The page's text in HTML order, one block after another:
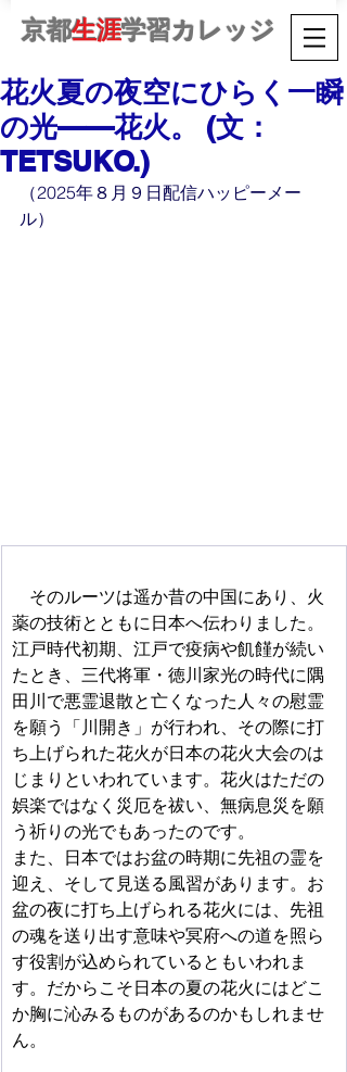
京都生涯学習カレッジ
花火夏の夜空にひらく一瞬
の光——花火。 (文：
TETSUKO.)
（2025年８月９日配信ハッピーメー
ル）
そのルーツは遥か昔の中国にあり、火
薬の技術とともに日本へ伝わりました。
江戸時代初期、江戸で疫病や飢饉が続い
たとき、三代将軍・徳川家光の時代に隅
田川で悪霊退散と亡くなった人々の慰霊
を願う「川開き」が行われ、その際に打
ち上げられた花火が日本の花火大会のは
じまりといわれています。花火はただの
娯楽ではなく災厄を祓い、無病息災を願
う祈りの光でもあったのです。
また、日本ではお盆の時期に先祖の霊を
迎え、そして見送る風習があります。お
盆の夜に打ち上げられる花火には、先祖
の魂を送り出す意味や冥府への道を照ら
す役割が込められているともいわれま
す。だからこそ日本の夏の花火にはどこ
か胸に沁みるものがあるのかもしれませ
ん。